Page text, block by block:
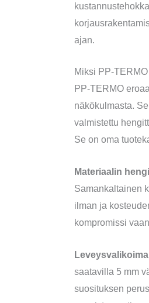
ajan.
Miksi PP-
PP-TERMO
näkökulmasta.
valmistettu
Se on oma
Materiaalin
Samankaltainen
ilman ja
kompromissi
saatavilla 5 mm
suosituksen